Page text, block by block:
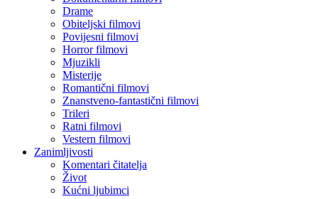
Drame
Obiteljski filmovi
Povijesni filmovi
Horror filmovi
Mjuzikli
Misterije
Romantični filmovi
Znanstveno-fantastični filmovi
Trileri
Ratni filmovi
Vestern filmovi
Zanimljivosti
Komentari čitatelja
Život
Kućni ljubimci